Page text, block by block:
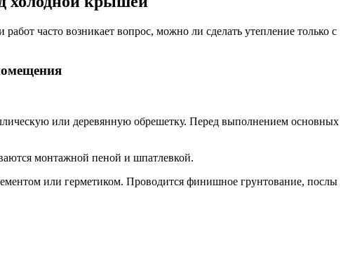
часто возникает вопрос, можно ли сделать утепление только с
или деревянную обрешетку. Перед выполнением основных
монтажной пеной и шпатлевкой.
или герметиком. Проводится финишное грунтование, послы